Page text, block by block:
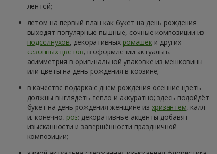
лентой;
летом на первый план как букет на день рождения
выходят популярные пышные, сочные композиции из
подсолнухов, декоративных ромашек и других
сезонных цветов; в оформлении актуальна
асимметрия в оригинальной упаковке из мешковины
или цветы на день рождения в корзине;
в качестве подарка с днём рождения осенние цветы
должны выглядеть тепло и аккуратно; здесь подойдёт
букет на день рождения женщине из хризантем, калл
и, конечно, роз; декоративные акценты добавят
изысканности и завершённости праздничной
композиции;